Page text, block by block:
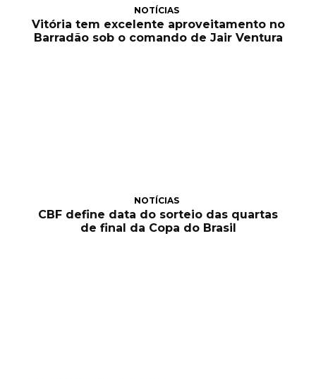
NOTÍCIAS
Vitória tem excelente aproveitamento no
Barradão sob o comando de Jair Ventura
NOTÍCIAS
CBF define data do sorteio das quartas
de final da Copa do Brasil